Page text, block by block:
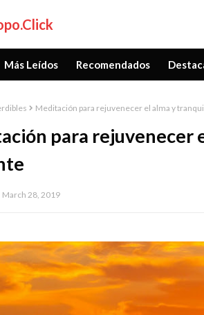
Más Leídos Recomendados
Meditación para rejuvenecer el alma y
para rejuvenecer
March 28, 2019